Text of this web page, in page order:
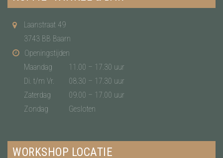
Laanstraat 49
3743 BB Baarn
Openingstijden
Maandag
11.00 – 17.30 uur
Di. t/m Vr.
08.30 – 17.30 uur
Zaterdag
09.00 – 17.00 uur
Zondag
Gesloten
WORKSHOP LOCATIE